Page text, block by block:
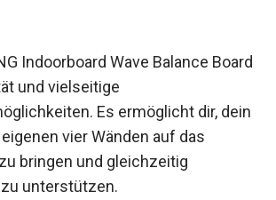
Indoorboard Wave Balance
Qualität und vielseitige
Es ermöglicht dir,